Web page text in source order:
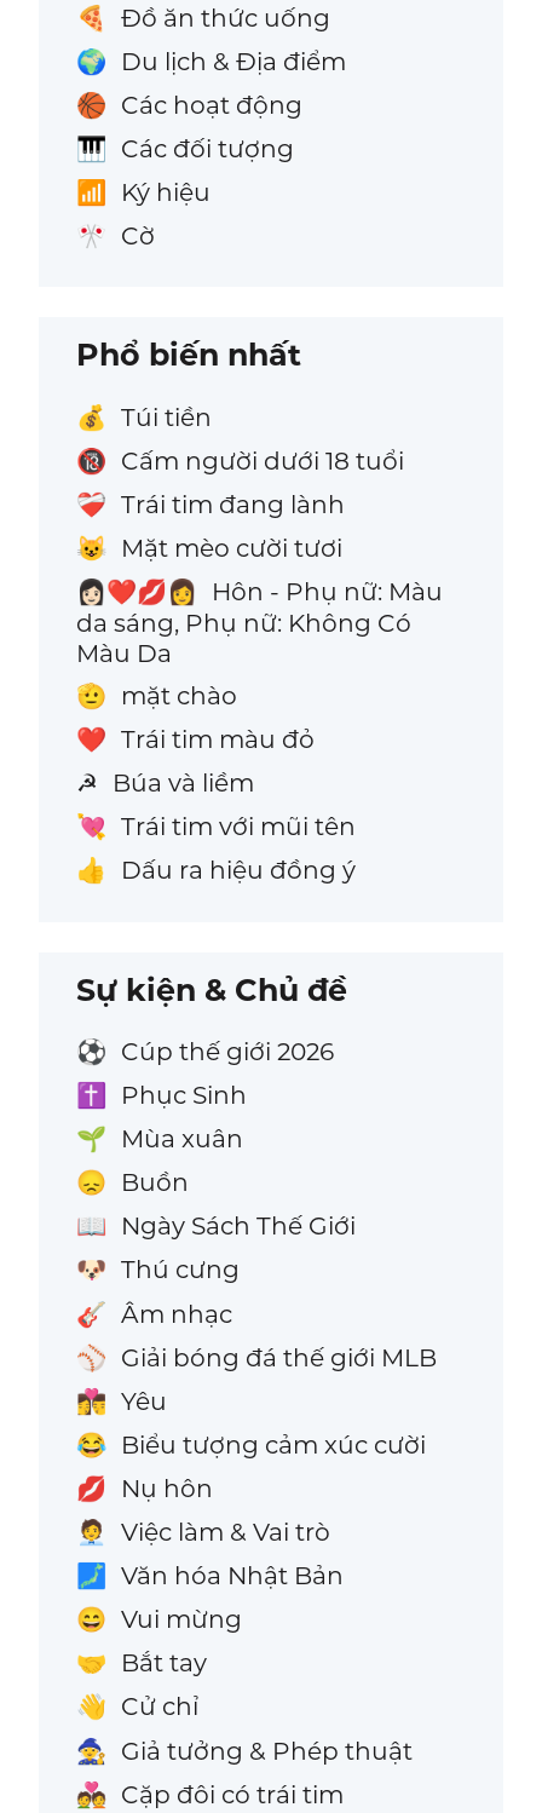
🍕 Đồ ăn thức uống
🌍 Du lịch & Địa điểm
🏀 Các hoạt động
🎹 Các đối tượng
📶 Ký hiệu
🎌 Cờ
Phổ biến nhất
💰 Túi tiền
🔞 Cấm người dưới 18 tuổi
❤️‍🩹 Trái tim đang lành
😺 Mặt mèo cười tươi
👩🏻‍❤️‍💋‍👩
Hôn - Phụ nữ: Màu
da sáng, Phụ nữ: Không Có
Màu Da
🫡 mặt chào
❤️ Trái tim màu đỏ
☭ Búa và liềm
💘 Trái tim với mũi tên
👍 Dấu ra hiệu đồng ý
Sự kiện & Chủ đề
⚽ Cúp thế giới 2026
✝️ Phục Sinh
🌱 Mùa xuân
😞 Buồn
📖 Ngày Sách Thế Giới
🐶 Thú cưng
🎸 Âm nhạc
⚾ Giải bóng đá thế giới MLB
👩‍❤️‍💋‍👨 Yêu
😂 Biểu tượng cảm xúc cười
💋 Nụ hôn
🧑‍💼 Việc làm & Vai trò
🗾 Văn hóa Nhật Bản
😄 Vui mừng
🤝 Bắt tay
👋 Cử chỉ
🧙 Giả tưởng & Phép thuật
💑 Cặp đôi có trái tim